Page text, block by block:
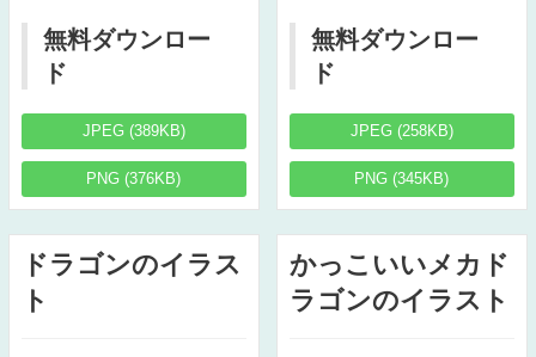
無料ダウンロー
ド
JPEG (389KB)
PNG (376KB)
無料ダウンロー
ド
JPEG (258KB)
PNG (345KB)
ドラゴンのイラス
ト
かっこいいメカド
ラゴンのイラスト